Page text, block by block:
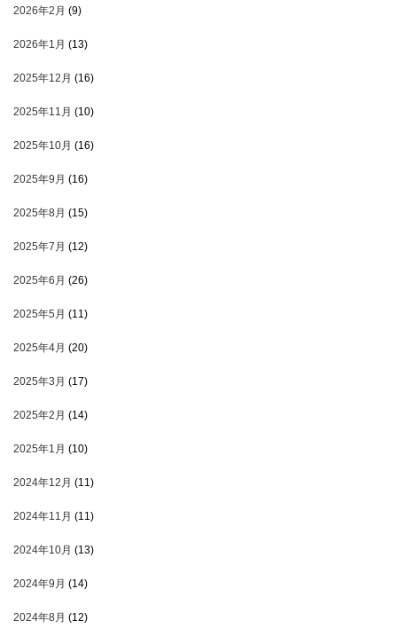
2026年2月 (9)
2026年1月 (13)
2025年12月 (16)
2025年11月 (10)
2025年10月 (16)
2025年9月 (16)
2025年8月 (15)
2025年7月 (12)
2025年6月 (26)
2025年5月 (11)
2025年4月 (20)
2025年3月 (17)
2025年2月 (14)
2025年1月 (10)
2024年12月 (11)
2024年11月 (11)
2024年10月 (13)
2024年9月 (14)
2024年8月 (12)